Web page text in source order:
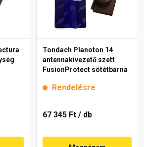
Tondach Planoton 14
antennakivezető szett
FusionProtect sötétbarna
Rendelésre
67 345 Ft / db